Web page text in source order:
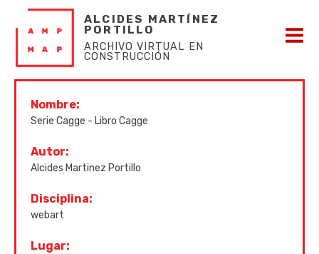
ALCIDES MARTÍNEZ
PORTILLO
ARCHIVO VIRTUAL EN
CONSTRUCCIÓN
Nombre:
Serie Cagge - Libro Cagge
Autor:
Alcides Martinez Portillo
Disciplina:
webart
Lugar: